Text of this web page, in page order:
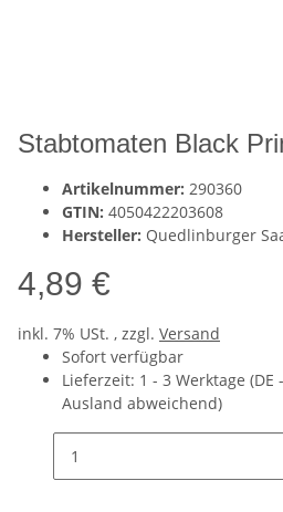
Stabtomaten Black
Artikelnummer: 290360
GTIN: 4050422203608
Hersteller: Quedlinburger
4,89 €
inkl. 7% USt. , zzgl. Versand
Sofort verfügbar
Lieferzeit: 1 - 3 Werktage (DE -
Ausland abweichend)